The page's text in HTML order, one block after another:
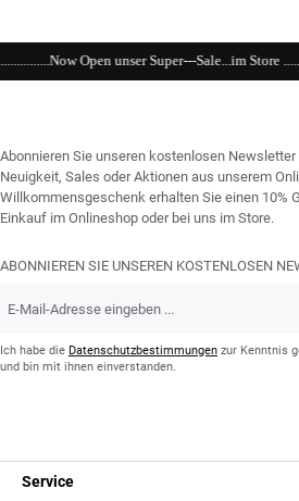
Super---Sale...im Store
Abonnieren Sie unseren kostenlosen
Neuigkeit, Sales oder Aktionen aus unserem
Willkommensgeschenk erhalten Sie einen 10%
Einkauf im Onlineshop oder bei uns im Store.
ABONNIEREN SIE UNSEREN KOSTENLOSEN
Mail-
*Ich habe die Datenschutzbestimmungen zur Kenntnis
und bin mit ihnen einverstanden.
Service